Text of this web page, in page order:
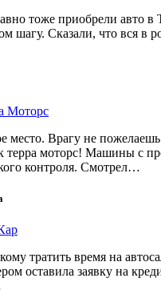
тоже приобрели авто в
шагу. Сказали, что вся в
Моторс
место. Врагу не пожелаешь
терра моторс! Машины с
контроля. Смотрел…
тратить время на
оставила заявку на